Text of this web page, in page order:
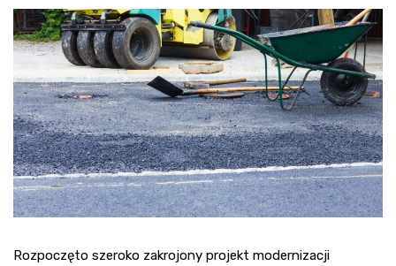
Rozpoczęto szeroko zakrojony projekt modernizacji